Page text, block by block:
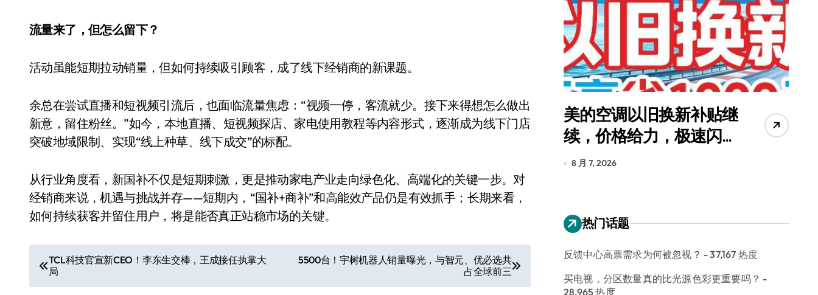
流量来了，但怎么留下？
活动虽能短期拉动销量，但如何持续吸引顾客，成了线下经销商的新课题。
余总在尝试直播和短视频引流后，也面临流量焦虑：“视频一停，客流就少。接下来得想怎么做出
新意，留住粉丝。”如今，本地直播、短视频探店、家电使用教程等内容形式，逐渐成为线下门店
突破地域限制、实现“线上种草、线下成交”的标配。
从行业角度看，新国补不仅是短期刺激，更是推动家电产业走向绿色化、高端化的关键一步。对
经销商来说，机遇与挑战并存——短期内，“国补+商补”和高能效产品仍是有效抓手；长期来看，
如何持续获客并留住用户，将是能否真正站稳市场的关键。
文
章
TCL科技官宣新CEO！李东生交棒，王成接任执掌大
局
5500台！宇树机器人销量曝光，与智元、优必选共
占全球前三
追觅、石头科技注意：你
们的扫地机已被美国认定
净利润暴跌7.7%，苏泊尔
开始靠“擦边”续命了？
美的空调以旧换新补贴继
续，价格给力，极速闪
装！
8 月 7, 2026
热门话题
反馈中心高票需求为何被忽视？ - 37,167 热度
买电视，分区数量真的比光源色彩更重要吗？ -
28,965 热度